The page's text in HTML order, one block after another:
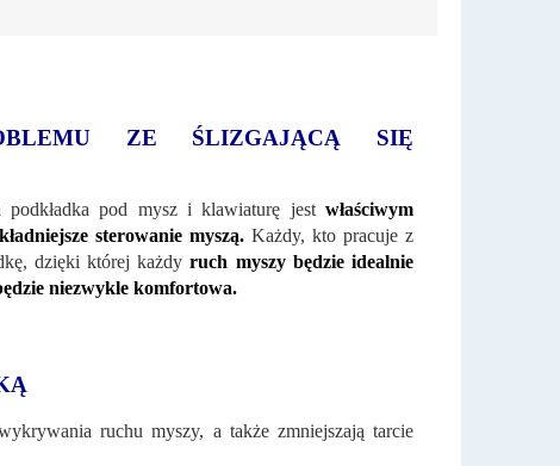
ZE ŚLIZGAJĄCĄ SIĘ
pod mysz i klawiaturę jest właściwym
sterowanie myszą. Każdy, kto pracuje z
dzięki której każdyruch myszy będzie idealnie
niezwykle komfortowa.
ruchu myszy, a także zmniejszają tarcie